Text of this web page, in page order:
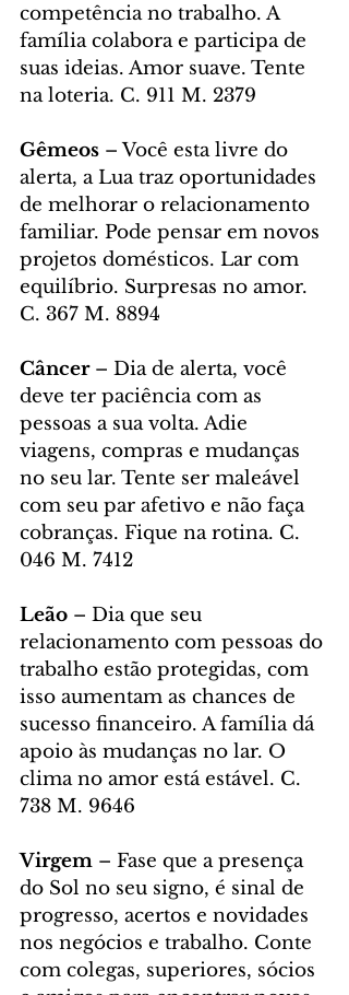
competência no trabalho. A
família colabora e participa de
suas ideias. Amor suave. Tente
na loteria. C. 911 M. 2379
Gêmeos – Você esta livre do
alerta, a Lua traz oportunidades
de melhorar o relacionamento
familiar. Pode pensar em novos
projetos domésticos. Lar com
equilíbrio. Surpresas no amor.
C. 367 M. 8894
Câncer – Dia de alerta, você
deve ter paciência com as
pessoas a sua volta. Adie
viagens, compras e mudanças
no seu lar. Tente ser maleável
com seu par afetivo e não faça
cobranças. Fique na rotina. C.
046 M. 7412
Leão – Dia que seu
relacionamento com pessoas do
trabalho estão protegidas, com
isso aumentam as chances de
sucesso financeiro. A família dá
apoio às mudanças no lar. O
clima no amor está estável. C.
738 M. 9646
Virgem – Fase que a presença
do Sol no seu signo, é sinal de
progresso, acertos e novidades
nos negócios e trabalho. Conte
com colegas, superiores, sócios